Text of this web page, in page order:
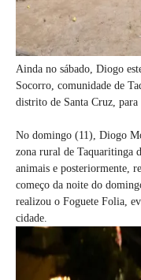
Ainda no sábado, Diogo
Socorro, comunidade de
distrito de Santa Cruz, para
No domingo (11), Diogo
zona rural de Taquaritinga
animais e posteriormente,
começo da noite do
realizou o Foguete Folia,
cidade.